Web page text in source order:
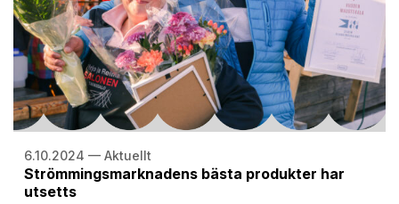
6.10.2024 — Aktuellt
Strömmingsmarknadens bästa produkter har
utsetts